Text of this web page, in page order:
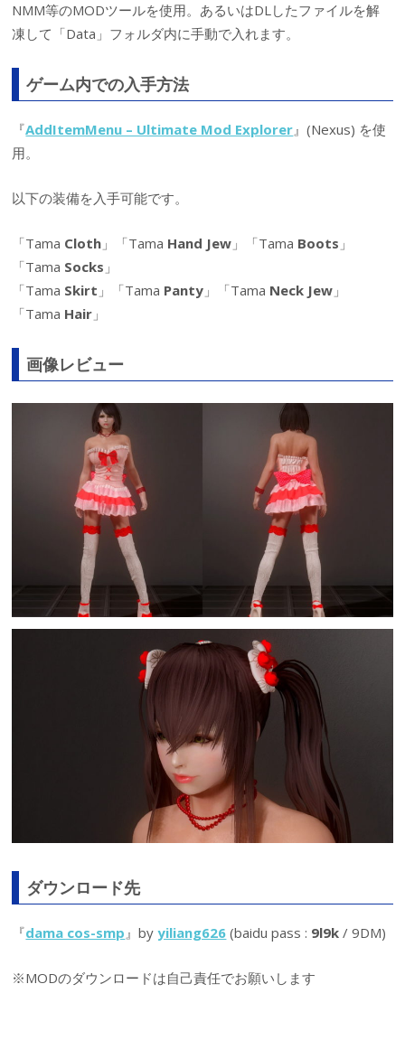
NMM等のMODツールを使用。あるいはDLしたファイルを解
凍して「Data」フォルダ内に手動で入れます。
ゲーム内での入手方法
『AddItemMenu – Ultimate Mod Explorer 』(Nexus) を使
用。
以下の装備を入手可能です。
「Tama Cloth 」「Tama Hand Jew 」「Tama Boots 」
「Tama Socks 」
「Tama Skirt 」「Tama Panty 」「Tama Neck Jew 」
「Tama Hair 」
画像レビュー
ダウンロード先
『dama cos-smp 』byyiliang626 (baidu pass : 9l9k / 9DM)
※MODのダウンロードは自己責任でお願いします